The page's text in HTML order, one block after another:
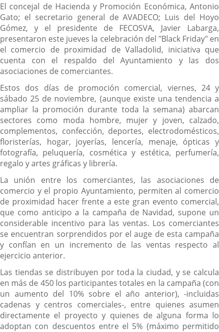
El concejal de Hacienda y Promoción Económica, Antonio
Gato; el secretario general de AVADECO; Luis del Hoyo
Gómez, y el presidente de FECOSVA, Javier Labarga,
presentaron este jueves la celebración del "Black Friday" en
el comercio de proximidad de Valladolid, iniciativa que
cuenta con el respaldo del Ayuntamiento y las dos
asociaciones de comerciantes.
Estos dos días de promoción comercial, viernes, 24 y
sábado 25 de noviembre, (aunque existe una tendencia a
ampliar la promoción durante toda la semana) abarcan
sectores como moda hombre, mujer y joven, calzado,
complementos, confección, deportes, electrodomésticos,
floristerías, hogar, joyerías, lencería, menaje, ópticas y
fotografía, peluquería, cosmética y estética, perfumería,
regalo y artes gráficas y librería.
La unión entre los comerciantes, las asociaciones de
comercio y el propio Ayuntamiento, permiten al comercio
de proximidad hacer frente a este gran evento comercial,
que como anticipo a la campaña de Navidad, supone un
considerable incentivo para las ventas. Los comerciantes
se encuentran sorprendidos por el auge de esta campaña
y confían en un incremento de las ventas respecto al
ejercicio anterior.
Las tiendas se distribuyen por toda la ciudad, y se calcula
en más de 450 los participantes totales en la campaña (con
un aumento del 10% sobre el año anterior), -incluidas
cadenas y centros comerciales-, entre quienes asumen
directamente el proyecto y quienes de alguna forma lo
adoptan con descuentos entre el 5% (máximo permitido